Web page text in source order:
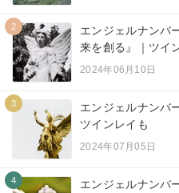
2
エンジェルナンバ
来を創る』｜ツイ
2024年06月10日
3
エンジェルナンバ
ツインレイも
2024年07月05日
4
エンジェルナンバ